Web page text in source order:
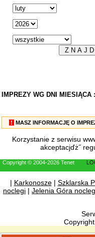
IMPREZY WG DNI MIESIĄCA :
! MASZ INFORMACJĘ O
Korzystanie z serwisu
akceptacjďż˝
Copyright © 2004-2026 Tenet
| Karkonosze| Szklarska
noclegi | Jelenia Góra